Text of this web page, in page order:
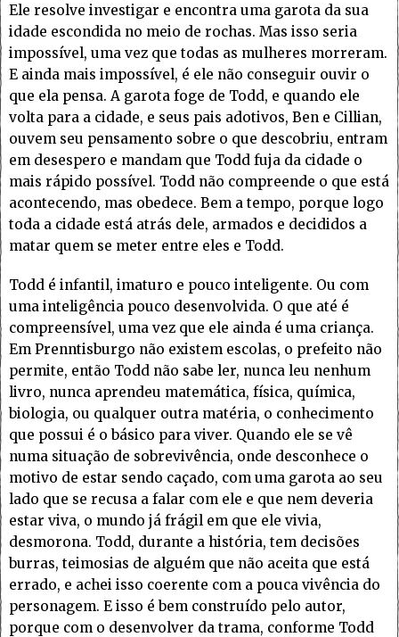
Ele resolve investigar e encontra uma garota da sua
idade escondida no meio de rochas. Mas isso seria
impossível, uma vez que todas as mulheres morreram.
E ainda mais impossível, é ele não conseguir ouvir o
que ela pensa. A garota foge de Todd, e quando ele
volta para a cidade, e seus pais adotivos, Ben e Cillian,
ouvem seu pensamento sobre o que descobriu, entram
em desespero e mandam que Todd fuja da cidade o
mais rápido possível. Todd não compreende o que está
acontecendo, mas obedece. Bem a tempo, porque logo
toda a cidade está atrás dele, armados e decididos a
matar quem se meter entre eles e Todd.
Todd é infantil, imaturo e pouco inteligente. Ou com
uma inteligência pouco desenvolvida. O que até é
compreensível, uma vez que ele ainda é uma criança.
Em Prenntisburgo não existem escolas, o prefeito não
permite, então Todd não sabe ler, nunca leu nenhum
livro, nunca aprendeu matemática, física, química,
biologia, ou qualquer outra matéria, o conhecimento
que possui é o básico para viver. Quando ele se vê
numa situação de sobrevivência, onde desconhece o
motivo de estar sendo caçado, com uma garota ao seu
lado que se recusa a falar com ele e que nem deveria
estar viva, o mundo já frágil em que ele vivia,
desmorona. Todd, durante a história, tem decisões
burras, teimosias de alguém que não aceita que está
errado, e achei isso coerente com a pouca vivência do
personagem. E isso é bem construído pelo autor,
porque com o desenvolver da trama, conforme Todd